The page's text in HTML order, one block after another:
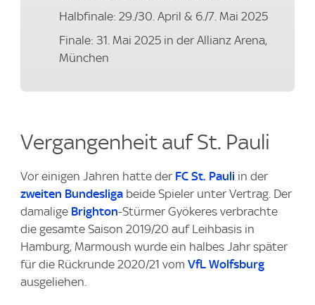
Halbfinale: 29./30. April & 6./7. Mai 2025
Finale: 31. Mai 2025 in der Allianz Arena,
München
Vergangenheit auf St. Pauli
Vor einigen Jahren hatte der FC St. Pauli in der
zweiten Bundesliga beide Spieler unter Vertrag. Der
damalige Brighton-Stürmer Gyökeres verbrachte
die gesamte Saison 2019/20 auf Leihbasis in
Hamburg, Marmoush wurde ein halbes Jahr später
für die Rückrunde 2020/21 vom VfL Wolfsburg
ausgeliehen.